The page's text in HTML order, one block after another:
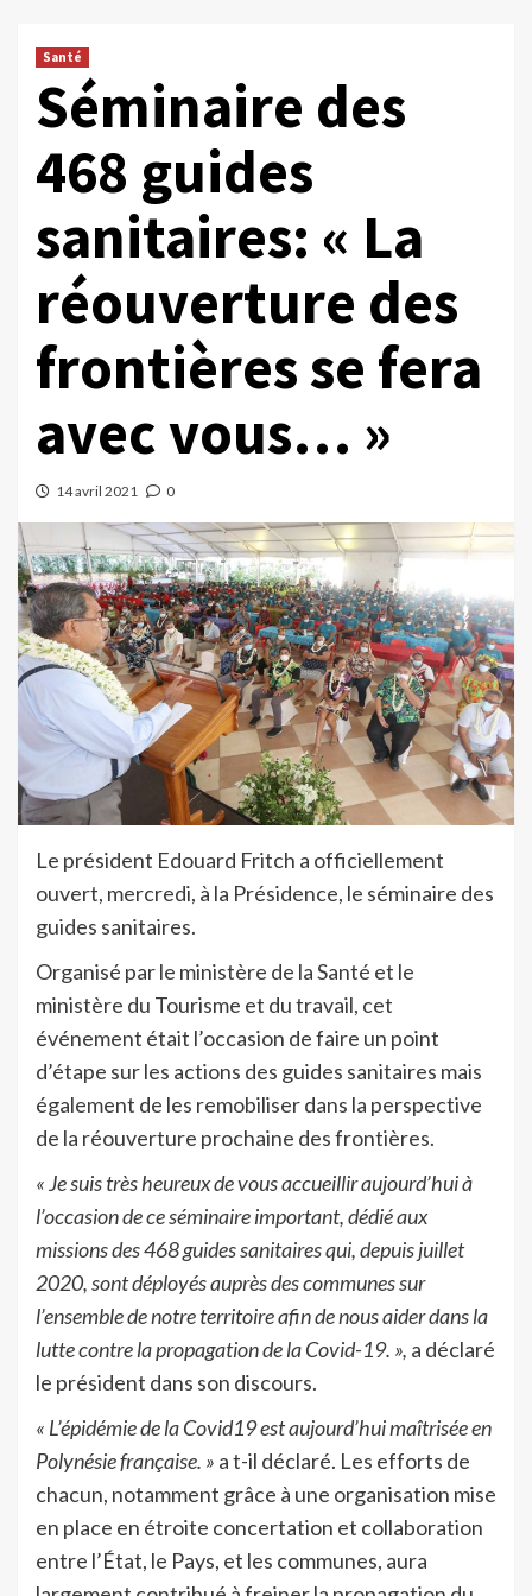
Santé
Séminaire des
468 guides
sanitaires: « La
réouverture des
frontières se fera
avec vous… »
14 avril 2021 0
Le président Edouard Fritch a officiellement
ouvert, mercredi, à la Présidence, le séminaire des
guides sanitaires.
Organisé par le ministère de la Santé et le
ministère du Tourisme et du travail, cet
événement était l’occasion de faire un point
d’étape sur les actions des guides sanitaires mais
également de les remobiliser dans la perspective
de la réouverture prochaine des frontières.
« Je suis très heureux de vous accueillir aujourd’hui à
l’occasion de ce séminaire important, dédié aux
missions des 468 guides sanitaires qui, depuis juillet
2020, sont déployés auprès des communes sur
l’ensemble de notre territoire afin de nous aider dans la
lutte contre la propagation de la Covid-19. », a déclaré
le président dans son discours.
« L’épidémie de la Covid19 est aujourd’hui maîtrisée en
Polynésie française. » a t-il déclaré. Les efforts de
chacun, notamment grâce à une organisation mise
en place en étroite concertation et collaboration
entre l’État, le Pays, et les communes, aura